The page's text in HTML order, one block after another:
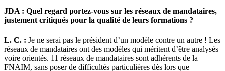
JDA : Quel regard portez-vous sur les réseaux de mandataires,
justement critiqués pour la qualité de leurs formations ?
L. C. : Je ne serai pas le président d’un modèle contre un autre ! Les
réseaux de mandataires ont des modèles qui méritent d’être analysés
voire orientés. 11 réseaux de mandataires sont adhérents de la
FNAIM, sans poser de difficultés particulières dès lors que